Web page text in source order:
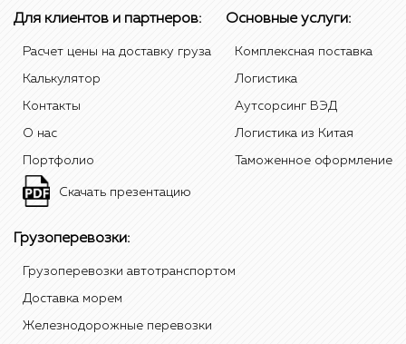
Для клиентов и партнеров:
Расчет цены на доставку груза
Калькулятор
Контакты
О нас
Портфолио
Скачать презентацию
Основные услуги:
Комплексная поставка
Логистика
Аутсорсинг ВЭД
Логистика из Китая
Таможенное оформление
Грузоперевозки:
Грузоперевозки автотранспортом
Доставка морем
Железнодорожные перевозки